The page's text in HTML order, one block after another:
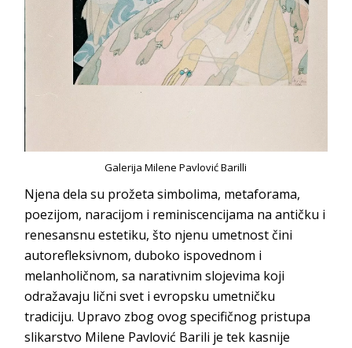
Galerija Milene Pavlović Barilli
Njena dela su prožeta simbolima, metaforama,
poezijom, naracijom i reminiscencijama na antičku i
renesansnu estetiku, što njenu umetnost čini
autorefleksivnom, duboko ispovednom i
melanholičnom, sa narativnim slojevima koji
odražavaju lični svet i evropsku umetničku
tradiciju. Upravo zbog ovog specifičnog pristupa
slikarstvo Milene Pavlović Barili je tek kasnije